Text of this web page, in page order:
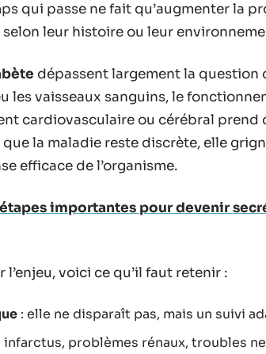
qui passe ne fait qu’augmenter la
leur histoire ou leur
dépassent largement la question
les vaisseaux sanguins, le
cardiovasculaire ou cérébral prend
la maladie reste discrète, elle
efficace de l’organisme.
étapes importantes pour devenir
l’enjeu, voici ce qu’il faut retenir :
: elle ne disparaît pas, mais un suivi
infarctus, problèmes rénaux, troubles